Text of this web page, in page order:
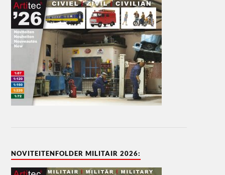
NOVITEITENFOLDER MILITAIR 2026: